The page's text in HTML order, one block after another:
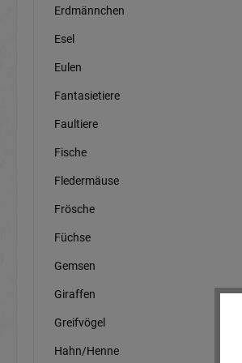
Erdmännchen
Esel
Eulen
Fantasietiere
Faultiere
Fische
Fledermäuse
Frösche
Füchse
Gemsen
Giraffen
Greifvögel
Hahn/Henne